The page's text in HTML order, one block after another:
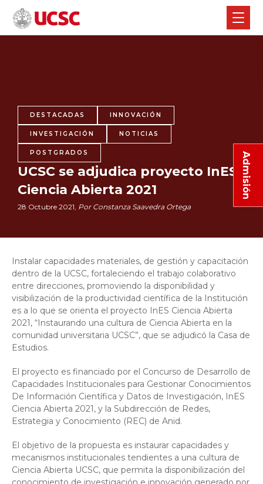
Admisión
DESTACADAS INNOVACIÓN
INVESTIGACIÓN NOTICIAS
POSTGRADOS
UCSC se adjudica proyecto InES
Ciencia Abierta 2021
28 Octubre 2021, Por Constanza Saavedra Ortega
Instalar capacidades materiales, de gestión y capacitación
dentro de la UCSC, fortaleciendo el trabajo colaborativo
entre direcciones, promoviendo la disponibilidad y
visibilización de la productividad científica de la Institución
es a lo que se orienta el proyecto InES Ciencia Abierta
2021, “Instaurando una cultura de Ciencia Abierta en la
comunidad universitaria UCSC”, que se adjudicó la Casa de
Estudios.
El proyecto es financiado por el Concurso de Desarrollo de
Capacidades Institucionales para Gestionar Conocimientos
De Información Científica y Datos de Investigación, InES
Ciencia Abierta 2021, y la Subdirección de Redes,
Estrategia y Conocimiento (REC) de Anid.
El objetivo de la propuesta es instaurar capacidades y
mecanismos institucionales tendientes a una cultura de
Ciencia Abierta UCSC, que permita la disponibilización del